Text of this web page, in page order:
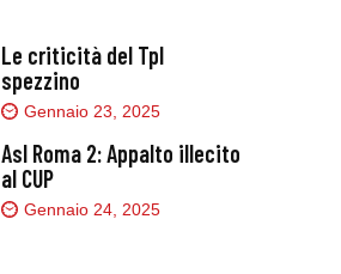
Le criticità del Tpl
spezzino
Gennaio 23, 2025
Asl Roma 2: Appalto illecito
al CUP
Gennaio 24, 2025